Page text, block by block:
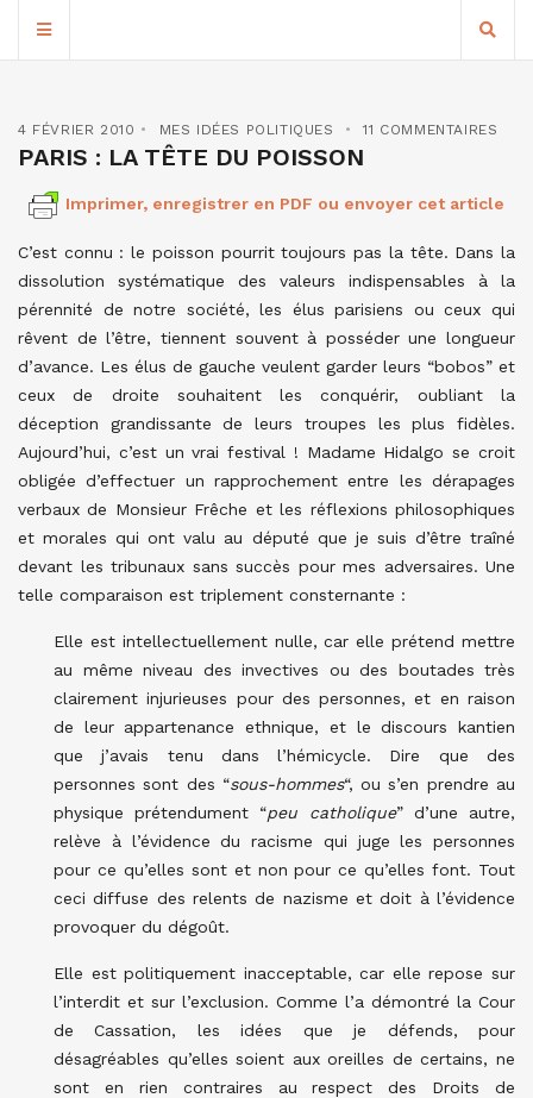
4 FÉVRIER 2010 MES IDÉES POLITIQUES 11 COMMENTAIRES
PARIS : LA TÊTE DU POISSON
Imprimer, enregistrer en PDF ou envoyer cet article
C’est connu : le poisson pourrit toujours pas la tête. Dans la
dissolution systématique des valeurs indispensables à la
pérennité de notre société, les élus parisiens ou ceux qui
rêvent de l’être, tiennent souvent à posséder une longueur
d’avance. Les élus de gauche veulent garder leurs “bobos” et
ceux de droite souhaitent les conquérir, oubliant la
déception grandissante de leurs troupes les plus fidèles.
Aujourd’hui, c’est un vrai festival ! Madame Hidalgo se croit
obligée d’effectuer un rapprochement entre les dérapages
verbaux de Monsieur Frêche et les réflexions philosophiques
et morales qui ont valu au député que je suis d’être traîné
devant les tribunaux sans succès pour mes adversaires. Une
telle comparaison est triplement consternante :
Elle est intellectuellement nulle, car elle prétend mettre
au même niveau des invectives ou des boutades très
clairement injurieuses pour des personnes, et en raison
de leur appartenance ethnique, et le discours kantien
que j’avais tenu dans l’hémicycle. Dire que des
personnes sont des “sous-hommes“, ou s’en prendre au
physique prétendument “peu catholique” d’une autre,
relève à l’évidence du racisme qui juge les personnes
pour ce qu’elles sont et non pour ce qu’elles font. Tout
ceci diffuse des relents de nazisme et doit à l’évidence
provoquer du dégoût.
Elle est politiquement inacceptable, car elle repose sur
l’interdit et sur l’exclusion. Comme l’a démontré la Cour
de Cassation, les idées que je défends, pour
désagréables qu’elles soient aux oreilles de certains, ne
sont en rien contraires au respect des Droits de